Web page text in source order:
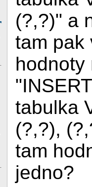
(?,?)" a
tam pak
hodnoty
tabulka
(?,?),
tam
jedno?